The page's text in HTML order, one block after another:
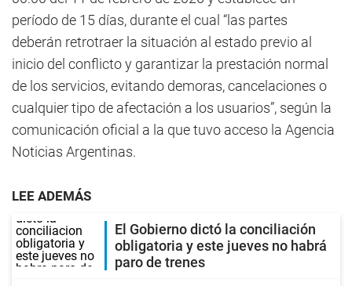
período de 15 días, durante el cual “las partes
deberán retrotraer la situación al estado previo al
inicio del conflicto y garantizar la prestación normal
de los servicios, evitando demoras, cancelaciones o
cualquier tipo de afectación a los usuarios”, según la
comunicación oficial a la que tuvo acceso la Agencia
Noticias Argentinas.
LEE ADEMÁS
El Gobierno dictó la conciliación
obligatoria y este jueves no habrá
paro de trenes